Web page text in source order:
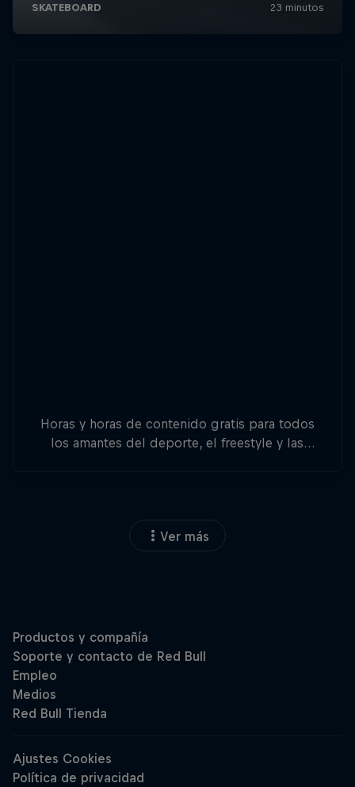
Horas y horas de contenido gratis para todos
los amantes del deporte, el freestyle y las
Ver más